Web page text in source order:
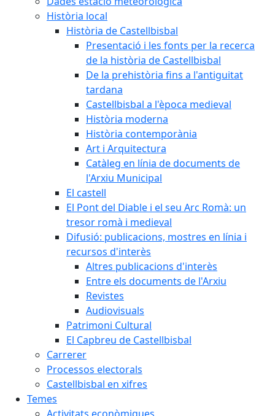
Història local
Història de Castellbisbal
Presentació i les fonts per la recerca
de la història de Castellbisbal
De la prehistòria fins a l'antiguitat
tardana
Castellbisbal a l'època medieval
Història moderna
Història contemporània
Art i Arquitectura
Catàleg en línia de documents de
l'Arxiu Municipal
El castell
El Pont del Diable i el seu Arc Romà: un
tresor romà i medieval
Difusió: publicacions, mostres en línia i
recursos d'interès
Altres publicacions d'interès
Entre els documents de l'Arxiu
Revistes
Audiovisuals
Patrimoni Cultural
El Capbreu de Castellbisbal
Carrerer
Processos electorals
Castellbisbal en xifres
Temes